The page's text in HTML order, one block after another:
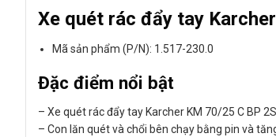
Xe quét rác đẩy tay
Mã sản phẩm (P/N): 1.517-230.0
Đặc điểm nổi bật
– Xe quét rác đẩy tay Karcher KM 70/25 C BP
– Con lăn quét và chổi bên chạy bằng pin và